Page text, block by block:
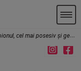
posesiv și gelos semn din zodiac